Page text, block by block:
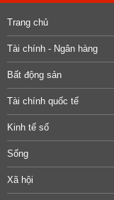
Trang chủ
Tài chính - Ngân hàng
Bất động sản
Tài chính quốc tế
Kinh tế số
Sống
Xã hội